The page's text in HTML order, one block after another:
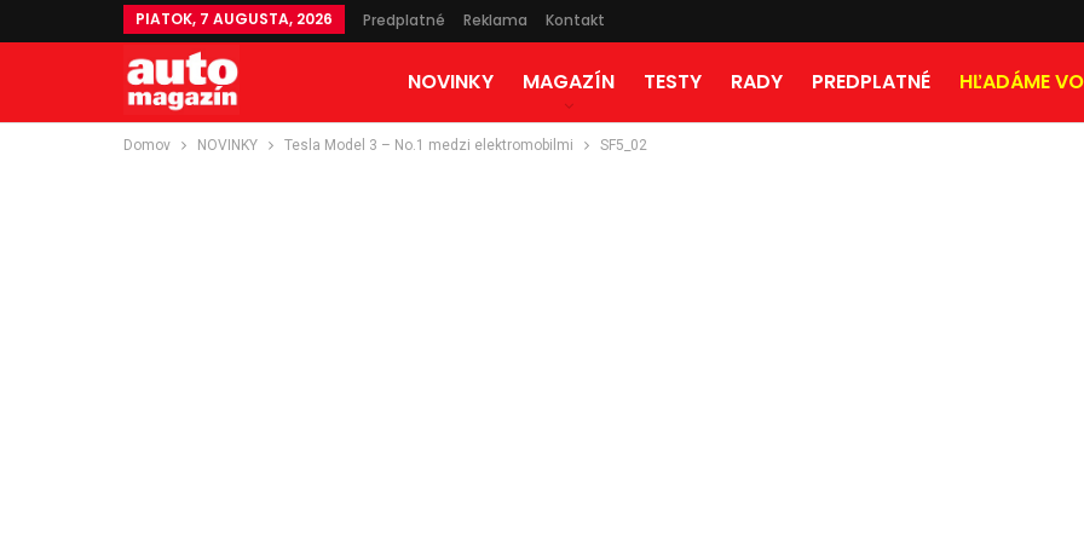
PIATOK, 7 AUGUSTA, 2026 Predplatné Reklama Kontakt
NOVINKY MAGAZÍN TESTY RADY PREDPLATNÉ HĽADÁME
Domov NOVINKY Tesla Model 3 – No.1 medzi elektromobilmi SF5_02